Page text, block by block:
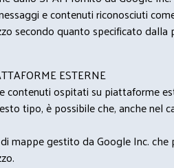
e contenuti riconosciuti
secondo quanto specificato dalla
ESTERNE
ospitati su piattaforme
tipo, è possibile che, anche
mappe gestito da Google Inc.